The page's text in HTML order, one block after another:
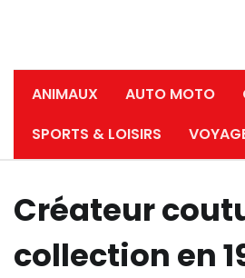
ANIMAUX AUTO MOTO
SPORTS & LOISIRS
Créateur
collection en